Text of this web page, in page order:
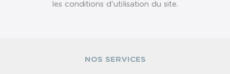
les conditions d'utilisation du site.
NOS SERVICES